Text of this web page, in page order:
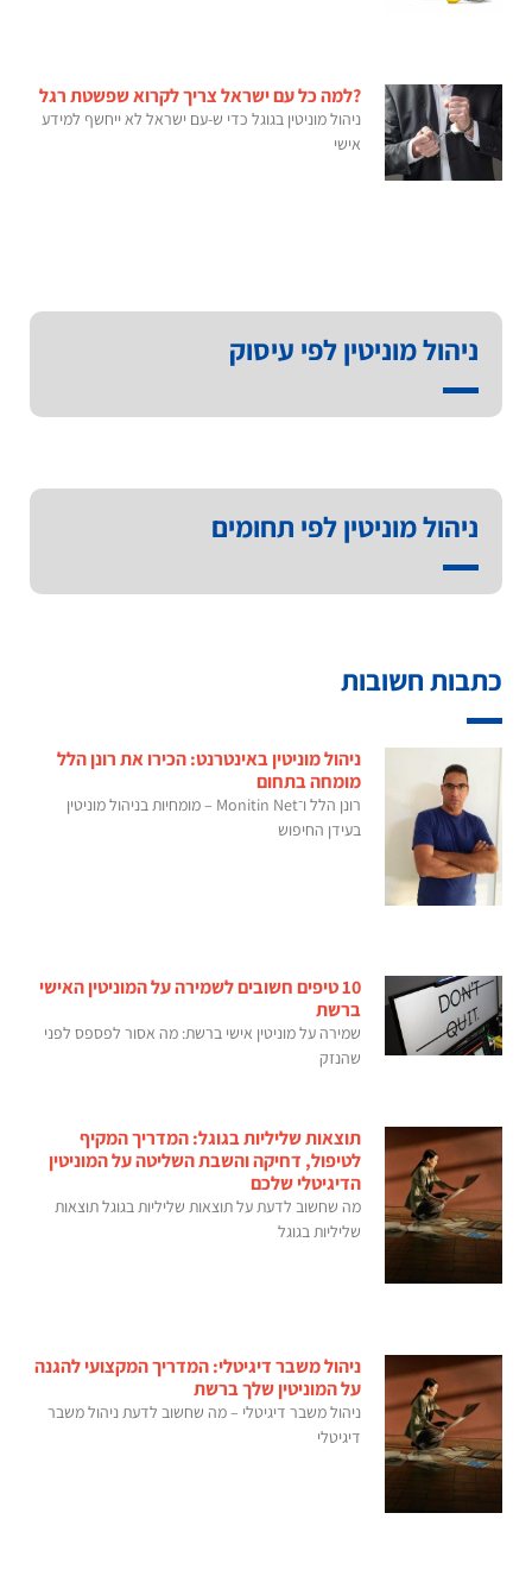
?למה כל עם ישראל צריך לקרוא שפשטת רגל
ניהול מוניטין בגוגל כדי ש-עם ישראל לא ייחשף למידע
אישי
ניהול מוניטין לפי עיסוק
ניהול מוניטין לפי תחומים
כתבות חשובות
ניהול מוניטין באינטרנט: הכירו את רונן הלל
מומחה בתחום
רונן הלל ו־Monitin Net – מומחיות בניהול מוניטין
בעידן החיפוש
10 טיפים חשובים לשמירה על המוניטין האישי
ברשת
שמירה על מוניטין אישי ברשת: מה אסור לפספס לפני
שהנזק
תוצאות שליליות בגוגל: המדריך המקיף
לטיפול, דחיקה והשבת השליטה על המוניטין
הדיגיטלי שלכם
מה שחשוב לדעת על תוצאות שליליות בגוגל תוצאות
שליליות בגוגל
ניהול משבר דיגיטלי: המדריך המקצועי להגנה
על המוניטין שלך ברשת
ניהול משבר דיגיטלי – מה שחשוב לדעת ניהול משבר
דיגיטלי